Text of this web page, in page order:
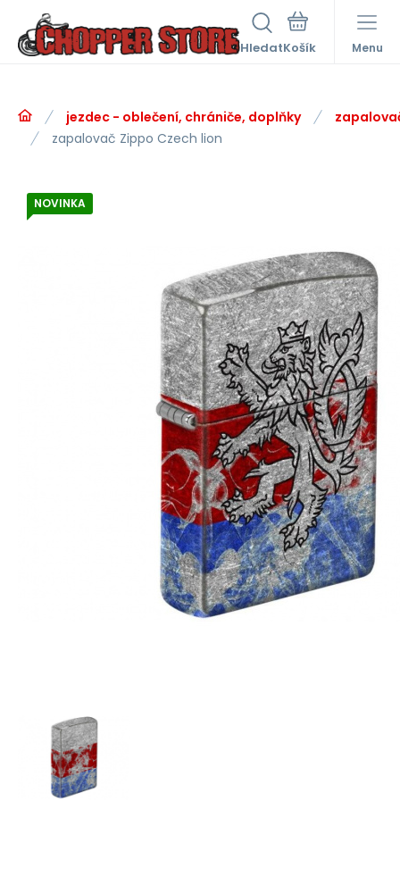
Hledat Menu
jezdec - oblečení, chrániče, doplňky
zapalovač Zippo Czech lion
NOVINKA